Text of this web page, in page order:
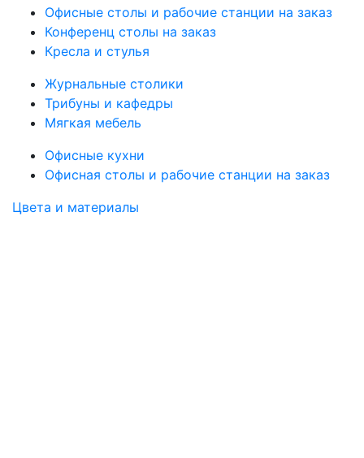
Офисные столы и рабочие станции на заказ
Конференц столы на заказ
Кресла и стулья
Журнальные столики
Трибуны и кафедры
Мягкая мебель
Офисные кухни
Офисная столы и рабочие станции на заказ
Цвета и материалы